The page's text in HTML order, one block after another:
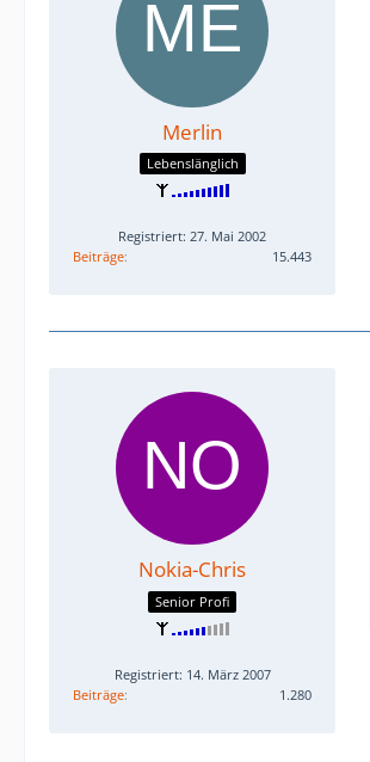
Merlin
Lebenslänglich
Registriert: 27. Mai 2002
Beiträge
15.443
Nokia-Chris
Senior Profi
Registriert: 14. März 2007
Beiträge
1.280